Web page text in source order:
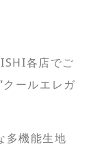
各店でご
ールエレガ
多機能生地